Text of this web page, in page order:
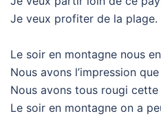
Je veux profiter de la plage.
Le soir en montagne nous
Nous avons l’impression que
Nous avons tous rougi cette
Le soir en montagne on a